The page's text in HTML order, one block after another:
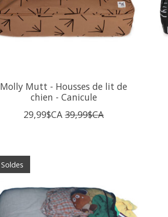
Molly Mutt - Housses de lit de
chien - Canicule
29,99$CA 39,99$CA
Soldes